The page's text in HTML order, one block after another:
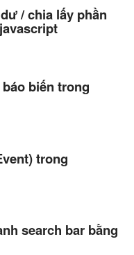
/ chia lấy phần
biến trong
trong
search bar bằng